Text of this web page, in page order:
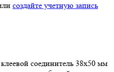
создайте учетную запись
клеевой соединитель 38х50 мм